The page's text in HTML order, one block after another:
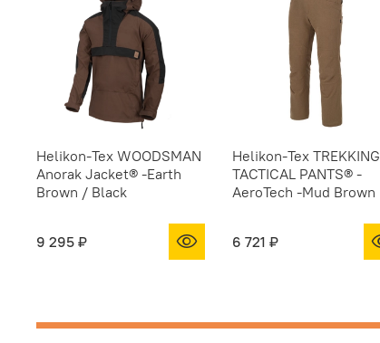
Helikon-Tex WOODSMAN
Anorak Jacket® -Earth
Brown / Black
9 295 ₽
Helikon-Tex TREKKING
TACTICAL PANTS® -
AeroTech -Mud Brown
6 721 ₽